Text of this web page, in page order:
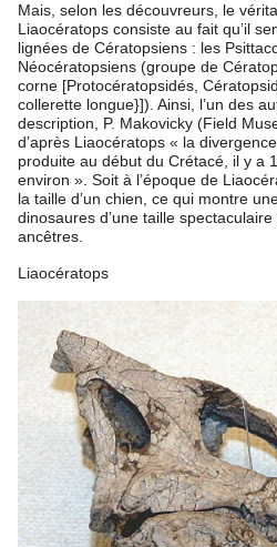
Mais, selon les découvreurs, le
Liaocératops consiste au fait qu’il
lignées de Cératopsiens : les
Néocératopsiens (groupe de
corne [Protocératopsidés,
collerette longue}]). Ainsi, l’un des
description, P. Makovicky (Field
d’après Liaocératops « la
produite au début du Crétacé, il y a
environ ». Soit à l’époque de
la taille d’un chien, ce qui montre
dinosaures d’une taille
ancêtres.
Liaocératops